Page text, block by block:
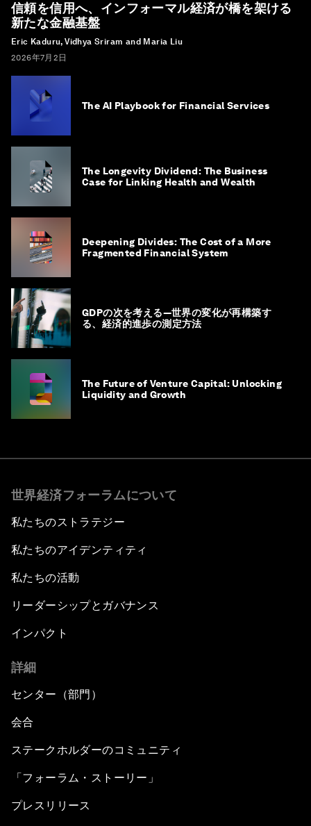
信頼を信用へ、インフォーマル経済が橋を架ける
新たな金融基盤
Eric Kaduru, Vidhya Sriram and Maria Liu
2026年7月2日
The AI Playbook for Financial Services
The Longevity Dividend: The Business
Case for Linking Health and Wealth
Deepening Divides: The Cost of a More
Fragmented Financial System
GDPの次を考える―世界の変化が再構築す
る、経済的進歩の測定方法
The Future of Venture Capital: Unlocking
Liquidity and Growth
世界経済フォーラムについて
私たちのストラテジー
私たちのアイデンティティ
私たちの活動
リーダーシップとガバナンス
インパクト
詳細
センター（部門）
会合
ステークホルダーのコミュニティ
「フォーラム・ストーリー」
プレスリリース